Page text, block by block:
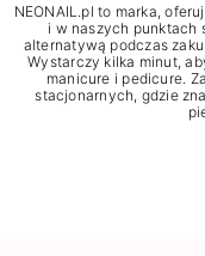
NEONAIL.pl to marka,
i w naszych punktach
alternatywą podczas
Wystarczy kilka minut,
manicure i pedicure.
stacjonarnych, gdzie